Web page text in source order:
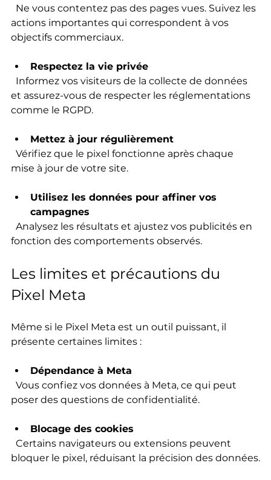
actions importantes qui correspondent à vos
objectifs commerciaux.
Respectez la vie privée
et assurez-vous de respecter les réglementations
comme le RGPD.
Mettez à jour régulièrement
mise à jour de votre site.
Utilisez les données pour affiner vos
campagnes
fonction des comportements observés.
Les limites et précautions du
Pixel Meta
Même si le Pixel Meta est un outil puissant, il
présente certaines limites :
Dépendance à Meta
poser des questions de confidentialité.
Blocage des cookies
bloquer le pixel, réduisant la précision des données.